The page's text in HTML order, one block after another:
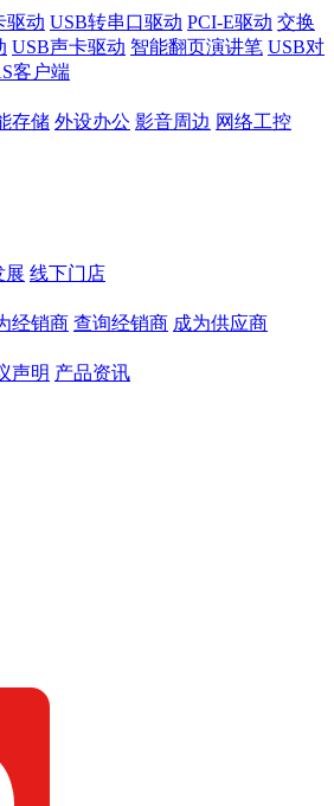
驱动 USB转串口驱动 PCI-E驱动 交换
USB声卡驱动 智能翻页演讲笔 USB对
客户端
存储 外设办公 影音周边 网络工控
展 线下门店
经销商 查询经销商 成为供应商
声明 产品资讯